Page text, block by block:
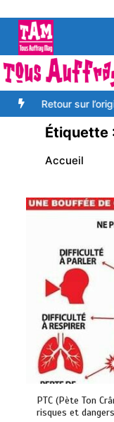
contenu
sur l’origine du
Étiquette
Accueil
PTC (Pète Ton
risques et